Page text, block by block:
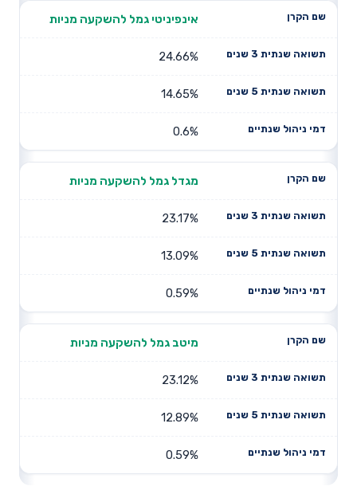
אינפיניטי גמל להשקעה מניות
24.66%
14.65%
0.6%
מגדל גמל להשקעה מניות
23.17%
13.09%
0.59%
מיטב גמל להשקעה מניות
23.12%
12.89%
0.59%